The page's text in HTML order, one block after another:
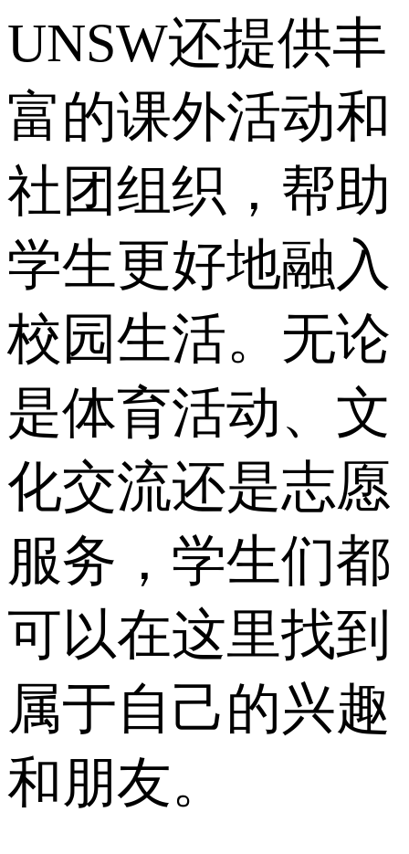
UNSW还提供丰
富的课外活动和
社团组织，帮助
学生更好地融入
校园生活。无论
是体育活动、文
化交流还是志愿
服务，学生们都
可以在这里找到
属于自己的兴趣
和朋友。